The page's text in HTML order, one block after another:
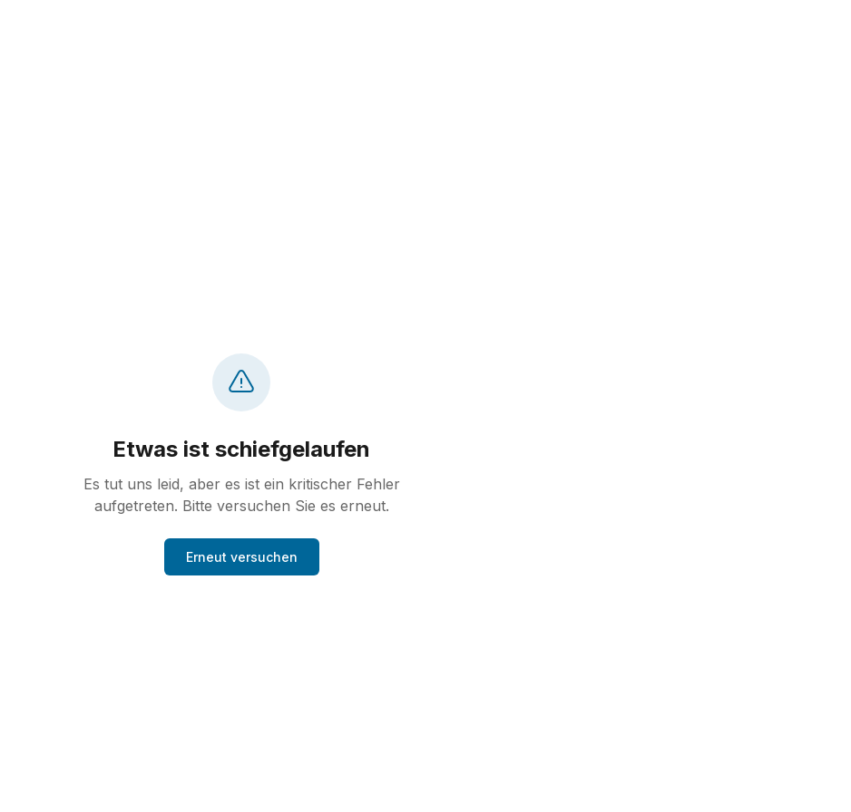
Etwas ist schiefgelaufen
Es tut uns leid, aber es ist ein kritischer Fehler
aufgetreten. Bitte versuchen Sie es erneut.
Erneut versuchen